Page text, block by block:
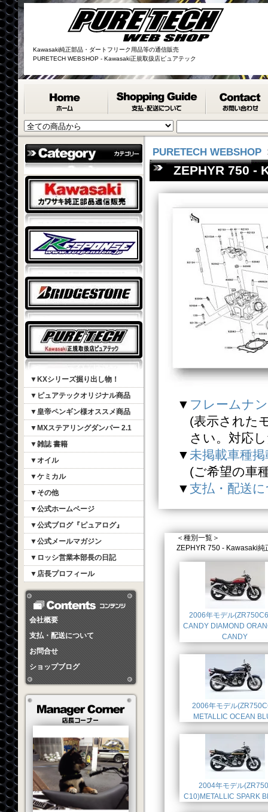
Kawasaki純正部品・ダートフリーク用品等の通信販売
PURETECH WEBSHOP - Kawasaki正規取扱店ピュアテック
▼KXシリーズ掘り出し物！
▼ピュアテックオリジナル商品
▼皇帝ペンギン様オススメ商品
▼MXステアリングダンパー 2.1
▼雑誌 書籍
▼オイル
▼ケミカル
▼その他
▼公式ホームページ
▼公式ブログ『ピュアログ』
▼公式メールマガジン
▼ロッシ営業本部長の日記
▼店長プロフィール
会社概要
支払・配送について
お問合せ
ショップブログ
PURETECH WEBSHOP
ZEPHYR 750 -
▼ フレームナ
(表示されたモ
さい。対応し
▼ 未掲載車種
(ご希望の車種
▼ 支払・配送
＜種別一覧＞
ZEPHYR 750 - Kawasaki純
2006年モデル
CANDY DIAMOND
CANDY
2006年モデル
METALLIC OCEAN
2004年モデル
C10)METALLIC SPARK